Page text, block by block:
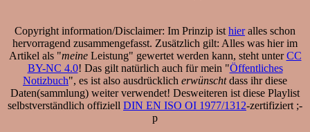
Copyright information/Disclaimer: Im Prinzip ist hieralles schon
hervorragend zusammengefasst. Zusätzlich gilt: Alles was hier im
Artikel als "meineLeistung" gewertet werden kann, steht unterCC
BY-NC 4.0! Das gilt natürlich auch für mein "Öffentliches
Notizbuch", es ist also ausdrücklich erwünschtdass ihr diese
Daten(sammlung) weiter verwendet! Desweiteren ist diese Playlist
selbstverständlich offiziell DIN EN ISO OI 1977/1312-zertifiziert ;-
p